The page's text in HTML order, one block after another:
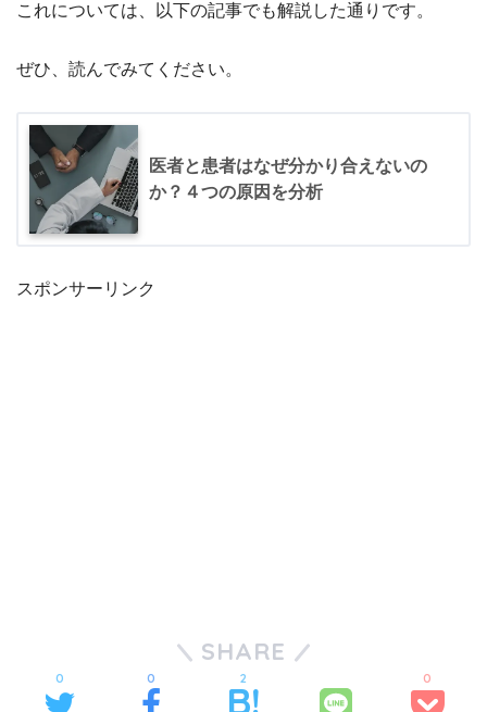
これについては、以下の記事でも解説した通りです。
ぜひ、読んでみてください。
医者と患者はなぜ分かり合えないの
か？４つの原因を分析
スポンサーリンク
SHARE
0 0 2 0